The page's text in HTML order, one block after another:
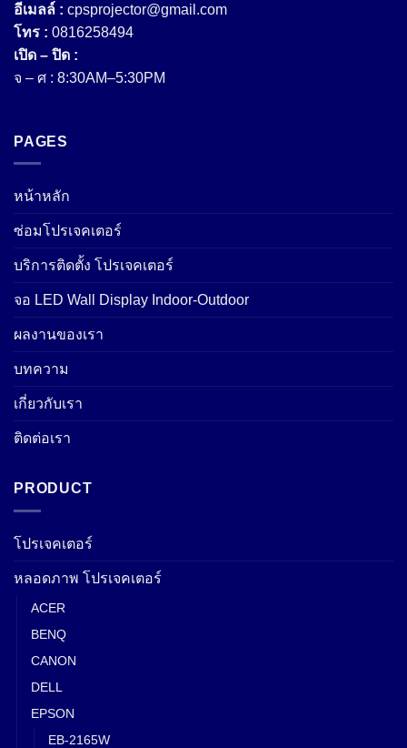
อีเมลล์ : cpsprojector@gmail.com
โทร : 0816258494
เปิด – ปิด :
จ – ศ : 8:30AM–5:30PM
PAGES
หน้าหลัก
ซ่อมโปรเจคเตอร์
บริการติดตั้ง โปรเจคเตอร์
จอ LED Wall Display Indoor-Outdoor
ผลงานของเรา
บทความ
เกี่ยวกับเรา
ติดต่อเรา
PRODUCT
โปรเจคเตอร์
หลอดภาพ โปรเจคเตอร์
ACER
BENQ
CANON
DELL
EPSON
EB-2165W